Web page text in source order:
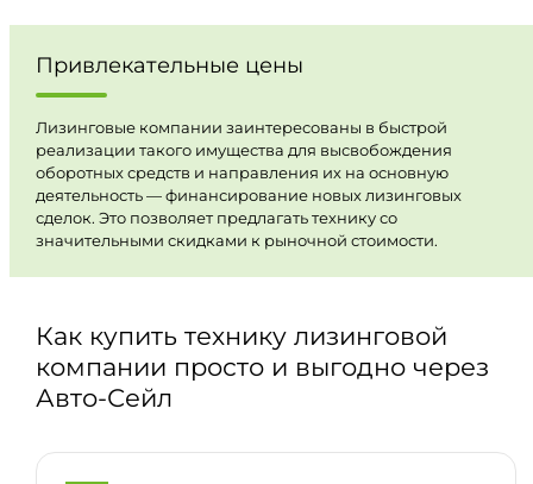
Привлекательные цены
Лизинговые компании заинтересованы в быстрой
реализации такого имущества для высвобождения
оборотных средств и направления их на основную
деятельность — финансирование новых лизинговых
сделок. Это позволяет предлагать технику со
значительными скидками к рыночной стоимости.
Как купить технику лизинговой
компании просто и выгодно через
Авто-Сейл